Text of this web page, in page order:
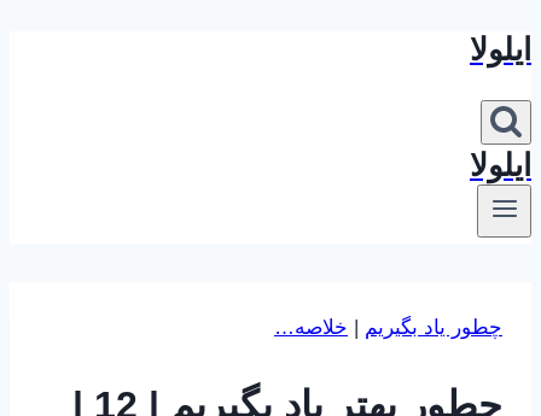
بازگشت
محتوا
ایلولا
ایلولا
چطور یاد بگیریم | خلاصه…
چطور بهتر یاد بگیریم | 12 |